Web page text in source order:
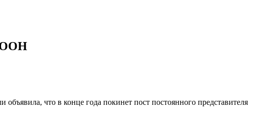
ООН
что в конце года покинет пост постоянного представителя